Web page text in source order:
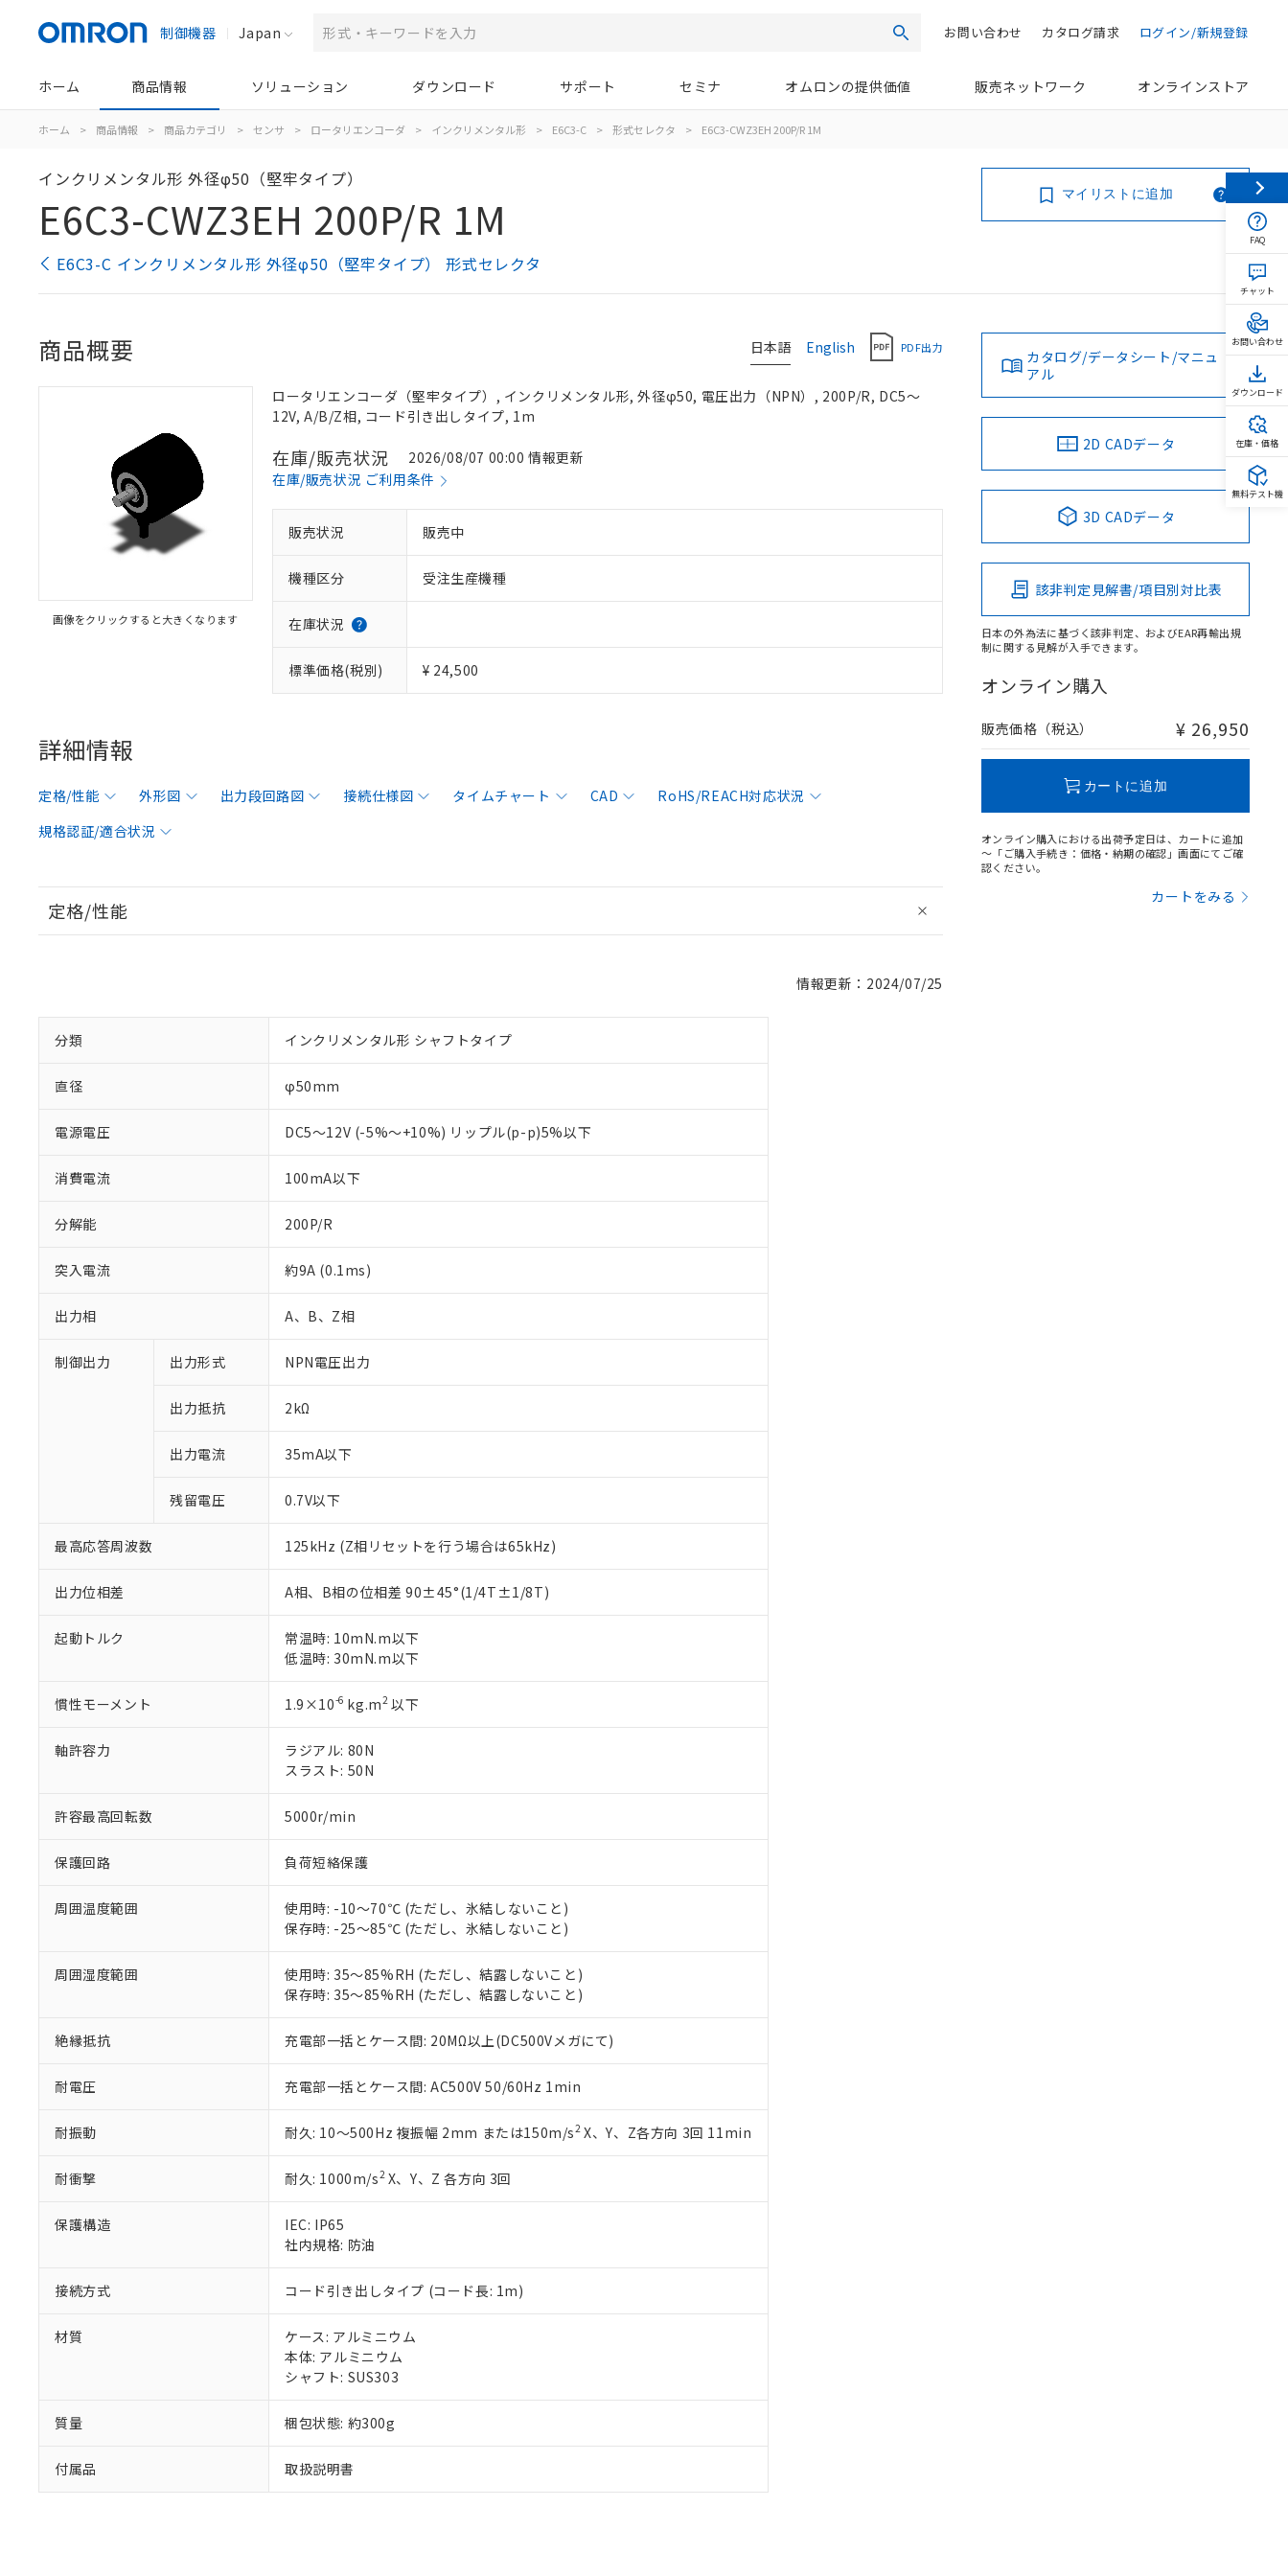
制御機器 Japan 検索 ログイン/新規登録
カタログ請求
お問い合わせ
ホーム 商品情報 ソリューション ダウンロード サポート セミナ オムロンの提供価値 販売ネットワーク オンラインストア
ホーム > 商品情報 > 商品カテゴリ > センサ > ロータリエンコーダ > インクリメンタル形 > E6C3-C > 形式セレクタ > E6C3-CWZ3EH 200P/R 1M
インクリメンタル形 外径φ50（堅牢タイプ）
E6C3-CWZ3EH 200P/R 1M
E6C3-C インクリメンタル形 外径φ50（堅牢タイプ） 形式セレクタ
マイリストに追加
日本語 English PDF出力
商品概要
画像をクリックすると大きくなります
ロータリエンコーダ（堅牢タイプ）, インクリメンタル形, 外径φ50, 電圧出力（NPN）, 200P/R, DC5～
12V, A/B/Z相, コード引き出しタイプ, 1m
在庫/販売状況
2026/08/07 00:00 情報更新
在庫/販売状況 ご利用条件
販売状況 販売中
機種区分 受注生産機種
在庫状況
標準価格(税別) ¥ 24,500
詳細情報
定格/性能 外形図 出力段回路図 接続仕様図 タイムチャート CAD
RoHS/REACH対応状況
規格認証/適合状況
定格/性能
情報更新：2024/07/25
分類 インクリメンタル形 シャフトタイプ
直径 φ50mm
電源電圧 DC5～12V (-5%～+10%) リップル(p-p)5%以下
消費電流 100mA以下
分解能 200P/R
突入電流 約9A (0.1ms)
出力相 A、B、Z相
制御出力 出力形式 NPN電圧出力
出力抵抗 2kΩ
出力電流 35mA以下
残留電圧 0.7V以下
最高応答周波数 125kHz (Z相リセットを行う場合は65kHz)
出力位相差 A相、B相の位相差 90±45°(1/4T±1/8T)
起動トルク
常温時: 10mN.m以下
低温時: 30mN.m以下
慣性モーメント 1.9×10-6 kg.m2以下
軸許容力
ラジアル: 80N
スラスト: 50N
許容最高回転数 5000r/min
保護回路 負荷短絡保護
周囲温度範囲
使用時: -10～70℃ (ただし、氷結しないこと)
保存時: -25～85℃ (ただし、氷結しないこと)
周囲湿度範囲
使用時: 35～85%RH (ただし、結露しないこと)
保存時: 35～85%RH (ただし、結露しないこと)
絶縁抵抗 充電部一括とケース間: 20MΩ以上(DC500Vメガにて)
耐電圧 充電部一括とケース間: AC500V 50/60Hz 1min
耐振動 耐久: 10～500Hz 複振幅 2mm または150m/s2X、Y、Z各方向 3回 11min
耐衝撃 耐久: 1000m/s2X、Y、Z 各方向 3回
保護構造
IEC: IP65
社内規格: 防油
接続方式 コード引き出しタイプ (コード長: 1m)
材質
ケース: アルミニウム
本体: アルミニウム
シャフト: SUS303
質量 梱包状態: 約300g
付属品 取扱説明書
カタログ/データシート/マニュ
アル
2D CADデータ
3D CADデータ
該非判定見解書/項目別対比表
日本の外為法に基づく該非判定、およびEAR再輸出規
制に関する見解が入手できます。
オンライン購入
販売価格（税込） ¥ 26,950
カートに追加
オンライン購入における出荷予定日は、カートに追加
～「ご購入手続き：価格・納期の確認」画面にてご確
認ください。
カートをみる
ご利用条件
以下の条件をお読みいただき、同意のうえご利用ください。
本サービスは、当社制御機器事業取扱商品の当社在庫状況および標準価格(税抜)を提供させていただ
当社制御機器事業取扱商品の中には、本サービスの対象外となる商品もあることをご了承ください。
在庫状況および標準価格照会結果は、記載している更新日時点での社内データに基づき作成されるも
のであり、閲覧された時点での実際の在庫および標準価格とは異なる場合があることをご了承くださ
い。
正式な納期状況および標準価格はお客様のお取引先、またはお客様担当のオムロン制御機器販売店・
当社販売員にご相談ください。
す。
マイパーツ機能（部品リスト作成サービス）をご利用いただくには、I-Webメンバーズにご登録され
ている必要があります。
お客様が当ウェブサイト上で当社にご登録された部品リストについて、当社および当社の共同利用者
が、当社の製品・サービスに関するお客様との取引・商談に必要な範囲で利用することをご了承くだ
さい。
※当社の共同利用者とは、"個人情報の共同利用に関して"
対応済み：EU RoHS指令（10物質）の非含有に対応した製品が提供可能な商品です。
対応予定：EU RoHS指令（10物質）の非含有に対応した製品に切り替える予定のある商品です。
対応予定なし：EU RoHS指令（10物質）の非含有に非対応の商品で、対応品を出す予定はありません。
調査・確認中：EU RoHS指令（10物質）の非含有の対応状況を調査中または確認中の商品です。
非該当品：ライセンス料など無形物で、有害物質有無と関係のない商品です。
仕入先様の事情により、非含有部品としていたものが、含有品と判明した場合などやむを得ず変更すること
があります。
*EU RoHS指令（10物質）：
鉛(Pb) 1000ppm以下、 水銀(Hg) 1000ppm以下、 カドミウム(Cd) 100ppm以下、
六価クロム(Cr(Ⅵ)) 1000ppm以下、ポリ臭化ビフェニル類(PBB) 1000ppm以下、ポリ臭化ジフェニルエーテル類(PBDE) 1000ppm以下、
フタル酸ビス(2-エチルヘキシル) (DEHP)(別名：DOP) 1000ppm以下、フタル酸ブチルベンジル（BBP） 1000ppm以下、フタル酸ジブチ
ル（DBP） 1000ppm以下、フタル酸ジイソブチル (DIBP) 1000ppm以下
※2 対応予定月
部品在庫の切り替え状況などにより、予定月が前後することがあります。
※3 非含有証明書ダウンロード
下記の非含有証明書をダウンロードすることができます。
EU RoHS指令（10物質）の非含有証明書
51物質の非含有証明書（当社基準）
※本証明書は発行日時点で非含有を証明するもので、過去に遡って非含有を証明するものではありません。
また、RoHS指令のフタル酸エステル類４物質の対応では、対応完了までの期間は出荷製品に未対応品が
混在することから備考欄に対応日を記載しておりました。
既に当社にて対応品への在庫切替を完了していることから、特段のことがない限り、2022年1月12日よ
り割愛しております。
※1 中国RoHS○×表
「×」：最大均質材料含有率が中国RoHSの基準値を超えていることを示します。
「－」：未確認です。当社販売部門へお問い合わせください。
*中国RoHS10物質の基準値 (GB/T26572)：
Cr(Ⅵ)(六価クロム) : 1000ppm、 PBBs(ポリ臭化ビフェニル類) : 1000ppm、 PBDEs(ポリ臭化ジフェニルエーテル類) : 1000ppm、
DBP(フタル酸ジブチル) : 1000ppm、 DIBP(フタル酸ジイソブチル) : 1000ppm、 BBP(フタル酸ブチルベンジル) : 1000ppm、
DEHP(フタル酸ビス(2-エチルヘキシル)) : 1000ppm
※2 環境保護使用期限
「ｅ」：有害物質（10物質）のすべてが基準値以下であることを示します。
「10」：通常の使用状況下において有害物質が外部に漏えいし、環境に深刻な影響を及ぼさない年数を意
「－」：未確認です。当社販売部門へお問い合わせください。
当社は、これら貴社製品のうち、外国為替および外国貿易法に定める商品（以下｢規制貨物等」とい
などの必要な手続きをとります。
当社は規制貨物を破棄する場合は、完全に破砕するなど、違法に輸出されないよう必要な手段を講じ
ます。
当社は貴社製品を、核兵器、ミサイル、化学兵器、生物兵器またはその他武器並びにこれらの製造装
置等に一切使用いたしません。
当社は、貴社製品を第三者に販売する場合は、上記1、2および3の内容を当該第三者に通知します。
たしません。
合意する
記
号
説明
○
△
－
在庫なし(最新の在庫状況については、お客様のお取引先、またはお客様担当のオムロン制御
機器販売店・当社販売員にご確認ください)
空
白
受注生産機種、また在庫状況の情報を公開していない機種
FAQ
チャット
お問い合わせ
ダウンロード
在庫・価格
無料テスト機